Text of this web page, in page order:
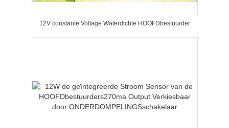
12V constante Voltage Waterdichte HOOFDbestuurder